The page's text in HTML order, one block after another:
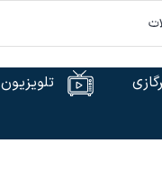
تلویزیون